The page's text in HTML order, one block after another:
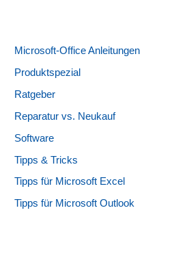
Microsoft-Office Anleitungen
Produktspezial
Ratgeber
Reparatur vs. Neukauf
Software
Tipps & Tricks
Tipps für Microsoft Excel
Tipps für Microsoft Outlook